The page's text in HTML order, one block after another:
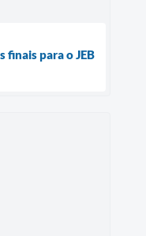
finais para o JEB